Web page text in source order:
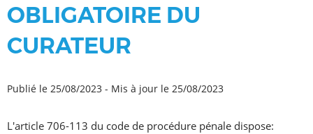
OBLIGATOIRE DU
CURATEUR
Publié le 25/08/2023 - Mis à jour le 25/08/2023
L'article 706-113 du code de procédure pénale dispose: